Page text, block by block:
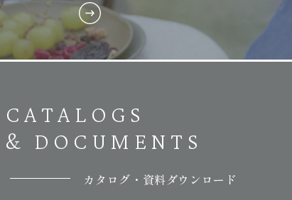
CATALOGS
& DOCUMENTS
カタログ・資料ダウンロード